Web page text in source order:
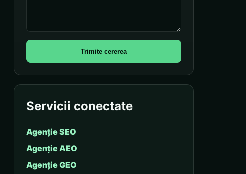
Trimite cererea
Servicii conectate
Agenție SEO
Agenție AEO
Agenție GEO